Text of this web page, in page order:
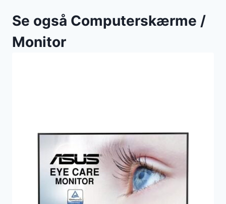
Se også Computerskærme /
Monitor